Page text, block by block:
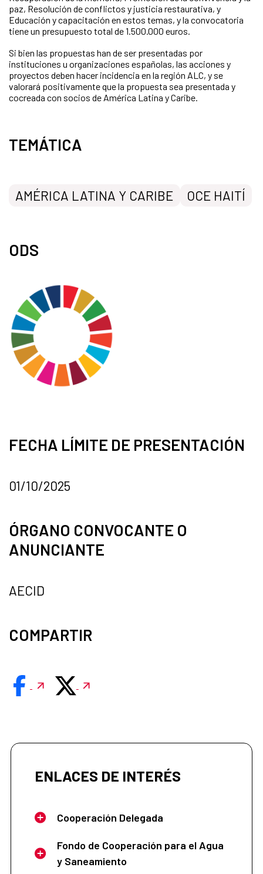
paz, Resolución de conflictos y justicia restaurativa, y
Educación y capacitación en estos temas, y la convocatoria
tiene un presupuesto total de 1.500.000 euros.
Si bien las propuestas han de ser presentadas por
instituciones u organizaciones españolas, las acciones y
proyectos deben hacer incidencia en la región ALC, y se
valorará positivamente que la propuesta sea presentada y
cocreada con socios de América Latina y Caribe.
TEMÁTICA
AMÉRICA LATINA Y CARIBE OCE HAITÍ
ODS
FECHA LÍMITE DE PRESENTACIÓN
01/10/2025
ÓRGANO CONVOCANTE O
ANUNCIANTE
AECID
COMPARTIR
ENLACES DE INTERÉS
Cooperación Delegada
Fondo de Cooperación para el Agua
y Saneamiento